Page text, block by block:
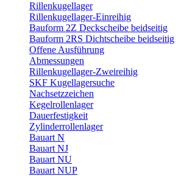
Rillenkugellager
Rillenkugellager-Einreihig
Bauform 2Z Deckscheibe beidseitig
Bauform 2RS Dichtscheibe beidseitig
Offene Ausführung
Abmessungen
Rillenkugellager-Zweireihig
SKF Kugellagersuche
Nachsetzzeichen
Kegelrollenlager
Dauerfestigkeit
Zylinderrollenlager
Bauart N
Bauart NJ
Bauart NU
Bauart NUP